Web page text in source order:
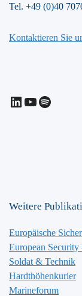
Tel. +49 (0)40
Kontaktieren Sie
LinkedIn
YouTube
Spotify
Weitere
Europäische
European
Soldat & Technik
Hardthöhenkurier
Marineforum